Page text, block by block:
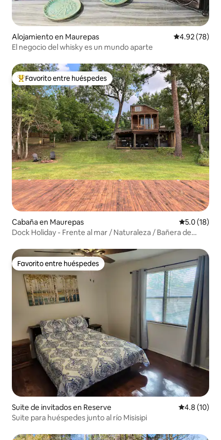
Alojamiento en Maurepas Calificación
4.92 (78)
El negocio del whisky es un mundo aparte
Favorito entre huéspedes preferido
Favorito entre huéspedes
Cabaña en Maurepas Calificación
5.0 (18)
Dock Holiday - Frente al mar / Naturaleza / Bañera de
Favorito entre huéspedes
Favorito entre huéspedes
Suite de invitados en Reserve Calificación
4.8 (10)
Suite para huéspedes junto al río Misisipi